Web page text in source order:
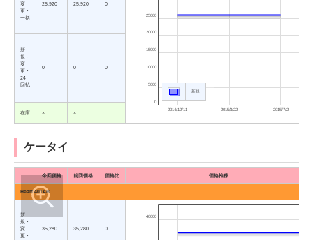
変
更・
一括
25,920 25,920 0
2014/12/11 2015/3/22 2015/7/2
0
5000
10000
15000
20000
25000
新規
新
規・
変
更・
24
回払
0 0 0
在庫 × ×
ケータイ
今回価格 前回価格 価格比 価格推移
Heart 401AB
新
規・
変
更・
35,280 35,280 0
40000